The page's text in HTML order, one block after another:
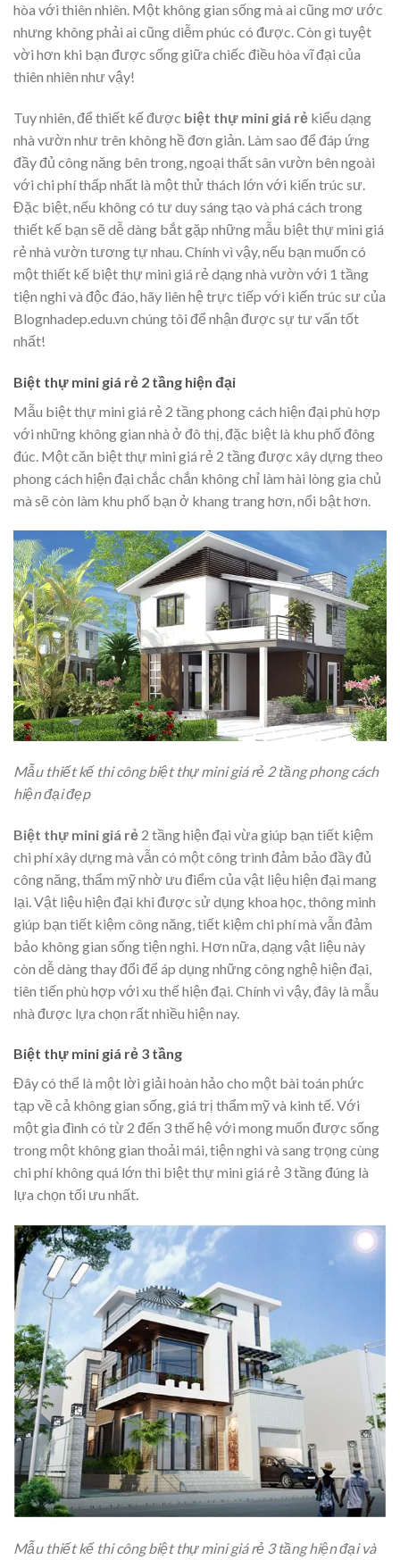
hòa với thiên nhiên. Một không gian sống mà ai cũng mơ ước
nhưng không phải ai cũng diễm phúc có được. Còn gì tuyệt
vời hơn khi bạn được sống giữa chiếc điều hòa vĩ đại của
thiên nhiên như vậy!
Tuy nhiên, để thiết kế được biệt thự mini giá rẻ kiểu dạng
nhà vườn như trên không hề đơn giản. Làm sao để đáp ứng
đầy đủ công năng bên trong, ngoại thất sân vườn bên ngoài
với chi phí thấp nhất là một thử thách lớn với kiến trúc sư.
Đặc biệt, nếu không có tư duy sáng tạo và phá cách trong
thiết kế bạn sẽ dễ dàng bắt gặp những mẫu biệt thự mini giá
rẻ nhà vườn tương tự nhau. Chính vì vậy, nếu bạn muốn có
một thiết kế biệt thự mini giá rẻ dạng nhà vườn với 1 tầng
tiện nghi và độc đáo, hãy liên hệ trực tiếp với kiến trúc sư của
Blognhadep.edu.vn chúng tôi để nhận được sự tư vấn tốt
nhất!
Biệt thự mini giá rẻ 2 tầng hiện đại
Mẫu biệt thự mini giá rẻ 2 tầng phong cách hiện đại phù hợp
với những không gian nhà ở đô thị, đặc biệt là khu phố đông
đúc. Một căn biệt thự mini giá rẻ 2 tầng được xây dựng theo
phong cách hiện đại chắc chắn không chỉ làm hài lòng gia chủ
mà sẽ còn làm khu phố bạn ở khang trang hơn, nổi bật hơn.
Mẫu thiết kế thi công biệt thự mini giá rẻ 2 tầng phong cách
hiện đại đẹp
Biệt thự mini giá rẻ 2 tầng hiện đại vừa giúp bạn tiết kiệm
chi phí xây dựng mà vẫn có một công trình đảm bảo đầy đủ
công năng, thẩm mỹ nhờ ưu điểm của vật liệu hiện đại mang
lại. Vật liệu hiện đại khi được sử dụng khoa học, thông minh
giúp bạn tiết kiệm công năng, tiết kiệm chi phí mà vẫn đảm
bảo không gian sống tiện nghi. Hơn nữa, dạng vật liệu này
còn dễ dàng thay đổi để áp dụng những công nghệ hiện đại,
tiên tiến phù hợp với xu thế hiện đại. Chính vì vậy, đây là mẫu
nhà được lựa chọn rất nhiều hiện nay.
Biệt thự mini giá rẻ 3 tầng
Đây có thể là một lời giải hoàn hảo cho một bài toán phức
tạp về cả không gian sống, giá trị thẩm mỹ và kinh tế. Với
một gia đình có từ 2 đến 3 thế hệ với mong muốn được sống
trong một không gian thoải mái, tiện nghi và sang trọng cùng
chi phí không quá lớn thì biệt thự mini giá rẻ 3 tầng đúng là
lựa chọn tối ưu nhất.
Mẫu thiết kế thi công biệt thự mini giá rẻ 3 tầng hiện đại và